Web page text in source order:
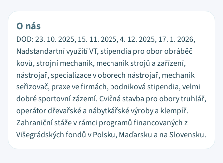
O nás
DOD: 23. 10. 2025, 15. 11. 2025, 4. 12. 2025, 17. 1. 2026,
Nadstandartní využití VT, stipendia pro obor obráběč
kovů, strojní mechanik, mechanik strojů a zařízení,
nástrojař, specializace v oborech nástrojař, mechanik
seřizovač, praxe ve firmách, podniková stipendia, velmi
dobré sportovní zázemí. Cvičná stavba pro obory truhlář,
operátor dřevařské a nábytkářské výroby a klempíř.
Zahraniční stáže v rámci programů financovaných z
Višegrádských fondů v Polsku, Maďarsku a na Slovensku.